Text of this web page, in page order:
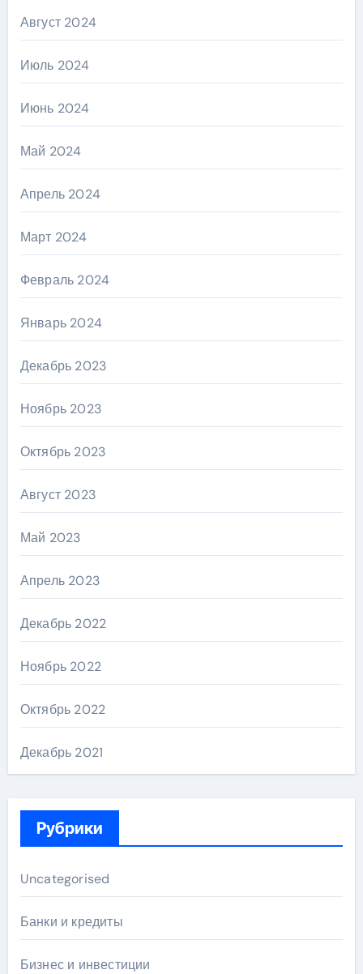
Август 2024
Июль 2024
Июнь 2024
Май 2024
Апрель 2024
Март 2024
Февраль 2024
Январь 2024
Декабрь 2023
Ноябрь 2023
Октябрь 2023
Август 2023
Май 2023
Апрель 2023
Декабрь 2022
Ноябрь 2022
Октябрь 2022
Декабрь 2021
Рубрики
Uncategorised
Банки и кредиты
Бизнес и инвестиции